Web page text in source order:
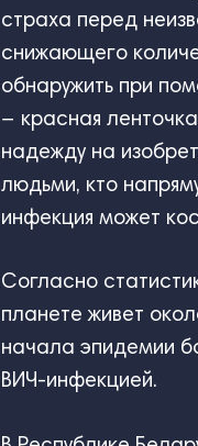
страха перед
снижающего
обнаружить при
− красная
надежду на
людьми, кто
инфекция может
Согласно
планете живет
начала эпидемии
ВИЧ-инфекцией.